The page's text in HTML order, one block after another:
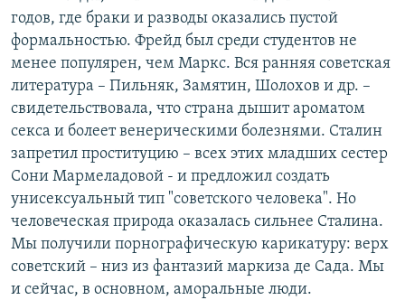
годов, где браки и разводы оказались пустой
формальностью. Фрейд был среди студентов не
менее популярен, чем Маркс. Вся ранняя советская
литература – Пильняк, Замятин, Шолохов и др. –
свидетельствовала, что страна дышит ароматом
секса и болеет венерическими болезнями. Сталин
запретил проституцию – всех этих младших сестер
Сони Мармеладовой - и предложил создать
унисексуальный тип "советского человека". Но
человеческая природа оказалась сильнее Сталина.
Мы получили порнографическую карикатуру: верх
советский – низ из фантазий маркиза де Сада. Мы
и сейчас, в основном, аморальные люди.